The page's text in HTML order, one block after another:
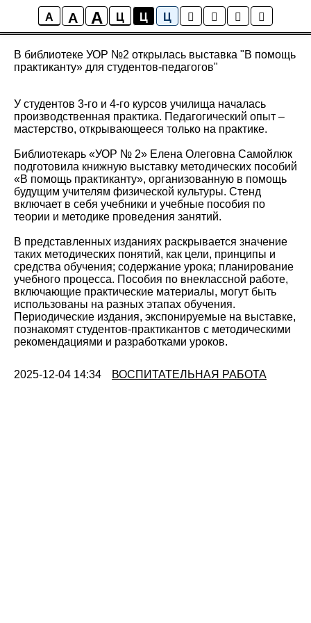
A A A Ц Ц Ц
Новости
В библиотеке УОР №2 открылась выставка "В помощь
практиканту» для студентов-педагогов"
У студентов 3-го и 4-го курсов училища началась
производственная практика. Педагогический опыт –
мастерство, открывающееся только на практике.
Библиотекарь «УОР № 2» Елена Олеговна Самойлюк
подготовила книжную выставку методических пособий
«В помощь практиканту», организованную в помощь
будущим учителям физической культуры. Стенд
включает в себя учебники и учебные пособия по
теории и методике проведения занятий.
В представленных изданиях раскрывается значение
таких методических понятий, как цели, принципы и
средства обучения; содержание урока; планирование
учебного процесса. Пособия по внеклассной работе,
включающие практические материалы, могут быть
использованы на разных этапах обучения.
Периодические издания, экспонируемые на выставке,
познакомят студентов-практикантов с методическими
рекомендациями и разработками уроков.
2025-12-04 14:34 ВОСПИТАТЕЛЬНАЯ РАБОТА